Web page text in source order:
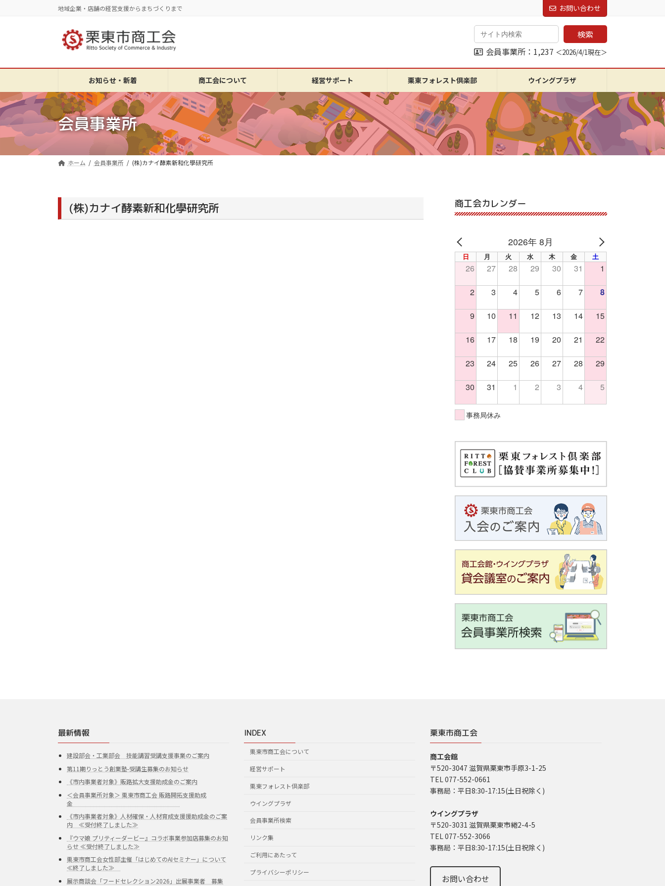
へ
ッ
プ
ョ
移
動
地域企業・店舗の経営支援からまちづくりまで お問い合わせ
検索
会員事業所：1,237 ＜2026/4/1現在＞
お知らせ・新着 商工会について 経営サポート 栗東フォレスト倶楽部 ウイングプラザ
会員事業所
ホーム 会員事業所 (株)カナイ酵素新和化學研究所
(株)カナイ酵素新和化學研究所 商工会カレンダー
PREV
2026年 8月
NEXT
日 月 火 水 木 金 土
26 27 28 29 30 31 1
2 3 4 5 6 7 8
9 10 11 12 13 14 15
16 17 18 19 20 21 22
23 24 25 26 27 28 29
30 31 1 2 3 4 5
事務局休み
最新情報
建設部会・工業部会 技能講習受講支援事業のご案内
第11期りっとう創業塾-受講生募集のお知らせ
《市内事業者対象》販路拡大支援助成金のご案内
＜会員事業所対象＞ 栗東市商工会 販路開拓支援助成
金
《市内事業者対象》人材確保・人材育成支援援助成金のご案
内 ≪受付終了しました≫
『ウマ娘 プリティーダービー』コラボ事業参加店募集のお知
らせ ≪受付終了しました≫
栗東市商工会女性部主催「はじめてのAIセミナー」について
≪終了しました≫
展示商談会「フードセレクション2026」出展事業者 募集
INDEX
栗東市商工会について
経営サポート
栗東フォレスト倶楽部
ウイングプラザ
会員事業所検索
リンク集
ご利用にあたって
プライバシーポリシー
栗東市商工会
商工会館
〒520-3047 滋賀県栗東市手原3-1-25
TEL 077-552-0661
事務局：平日8:30-17:15(土日祝除く)
ウイングプラザ
〒520-3031 滋賀県栗東市綣2-4-5
TEL 077-552-3066
事務局：平日8:30-17:15(土日祝除く)
お問い合わせ